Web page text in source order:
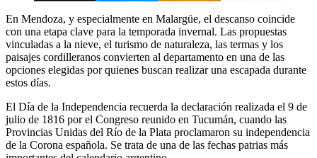
En Mendoza, y especialmente en Malargüe, el descanso coincide
con una etapa clave para la temporada invernal. Las propuestas
vinculadas a la nieve, el turismo de naturaleza, las termas y los
paisajes cordilleranos convierten al departamento en una de las
opciones elegidas por quienes buscan realizar una escapada durante
estos días.
El Día de la Independencia recuerda la declaración realizada el 9 de
julio de 1816 por el Congreso reunido en Tucumán, cuando las
Provincias Unidas del Río de la Plata proclamaron su independencia
de la Corona española. Se trata de una de las fechas patrias más